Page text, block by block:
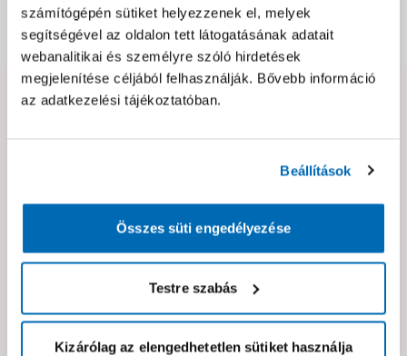
számítógépén sütiket helyezzenek el, melyek
segítségével az oldalon tett látogatásának adatait
webanalitikai és személyre szóló hirdetések
megjelenítése céljából felhasználják. Bővebb információ
az adatkezelési tájékoztatóban.
Beállítások
Összes süti engedélyezése
Testre szabás
Kizárólag az elengedhetetlen sütiket használja
Dokumentumok, felelős személy
Hibát találtál az oldalon vagy a termék leírásában?
Neked ajánljuk!